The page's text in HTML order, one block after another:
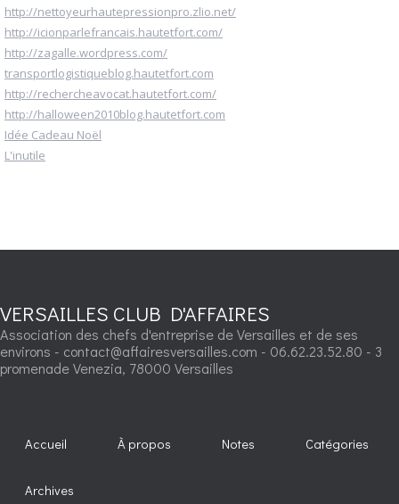
http://nettoyeurhautepressionpro.zlio.net/
http://icionparlefrancais.hautetfort.com/
http://zagalle.wordpress.com/
transportlogistiqueblog.hautetfort.com
http://rechercheavocat.hautetfort.com/
http://halloween2010blog.hautetfort.com
Idée Cadeau Noël
L'inutile
VERSAILLES CLUB D'AFFAIRES
Association des chefs d'entreprise de Versailles et de ses
environs - contact@affairesversailles.com - 06.62.23.52.80 - 3
promenade Venezia, 78000 Versailles
Accueil À propos Notes Catégories
Archives